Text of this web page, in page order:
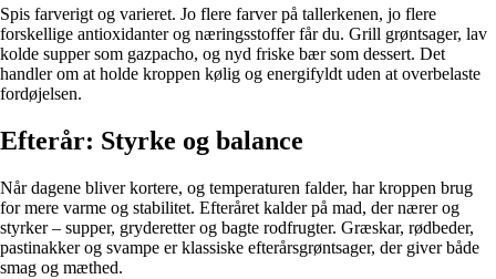
Spis farverigt og varieret. Jo flere farver på tallerkenen, jo flere
forskellige antioxidanter og næringsstoffer får du. Grill grøntsager, lav
kolde supper som gazpacho, og nyd friske bær som dessert. Det
handler om at holde kroppen kølig og energifyldt uden at overbelaste
fordøjelsen.
Efterår: Styrke og balance
Når dagene bliver kortere, og temperaturen falder, har kroppen brug
for mere varme og stabilitet. Efteråret kalder på mad, der nærer og
styrker – supper, gryderetter og bagte rodfrugter. Græskar, rødbeder,
pastinakker og svampe er klassiske efterårsgrøntsager, der giver både
smag og mæthed.